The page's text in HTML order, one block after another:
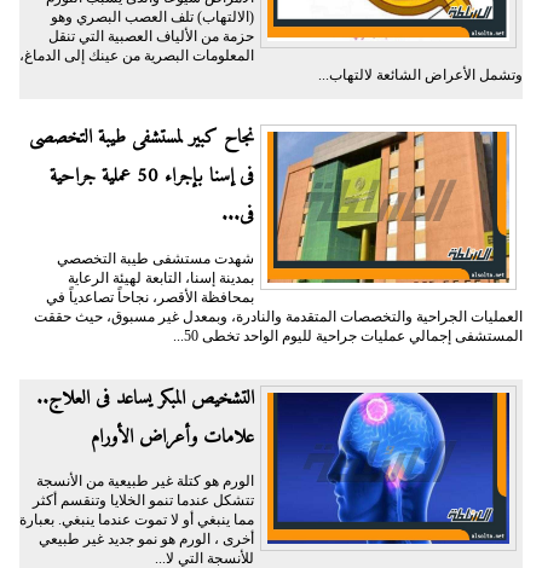
(الالتهاب) تلف العصب البصري وهو
حزمة من الألياف العصبية التي تنقل
المعلومات البصرية من عينك إلى الدماغ،
وتشمل الأعراض الشائعة لالتهاب...
نجاح كبير لمستشفى طيبة التخصصى
فى إسنا بإجراء 50 عملية جراحية
فى...
شهدت مستشفى طيبة التخصصي
بمدينة إسنا، التابعة لهيئة الرعاية
بمحافظة الأقصر، نجاحاً تصاعدياً في
العمليات الجراحية والتخصصات المتقدمة والنادرة، وبمعدل غير مسبوق، حيث حققت
المستشفى إجمالي عمليات جراحية لليوم الواحد تخطى 50...
التشخيص المبكر يساعد فى العلاج..
علامات وأعراض الأورام
الورم هو كتلة غير طبيعية من الأنسجة
تتشكل عندما تنمو الخلايا وتنقسم أكثر
مما ينبغي أو لا تموت عندما ينبغي. بعبارة
أخرى ، الورم هو نمو جديد غير طبيعي
للأنسجة التي لا...